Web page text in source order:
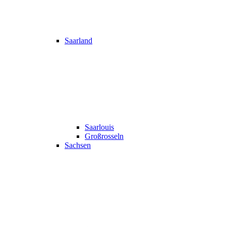
Saarland
Saarlouis
Großrosseln
Sachsen